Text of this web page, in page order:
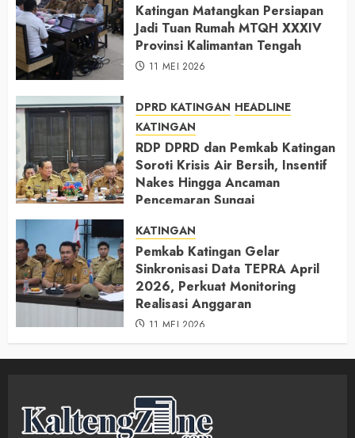
Katingan Matangkan Persiapan
Jadi Tuan Rumah MTQH XXXIV
Provinsi Kalimantan Tengah
11 MEI 2026
DPRD KATINGAN HEADLINE
KATINGAN
RDP DPRD dan Pemkab Katingan
Soroti Krisis Air Bersih, Insentif
Nakes Hingga Ancaman
Pencemaran Sungai
KATINGAN
Pemkab Katingan Gelar
Sinkronisasi Data TEPRA April
2026, Perkuat Monitoring
Realisasi Anggaran
11 MEI 2026